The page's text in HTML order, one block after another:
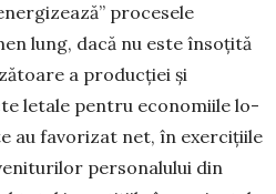
procesele
lung, dacă nu este însoțită
a pro­duc­ției și
letale pentru eco­no­miile lo­
au favorizat net, în exer­cițiile
personalului din